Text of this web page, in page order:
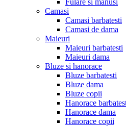
Camasi
Camasi barbatesti
Camasi de dama
Maieuri
Maieuri barbatesti
Maieuri dama
Bluze si hanorace
Bluze barbatesti
Bluze dama
Bluze copii
Hanorace
Hanorace dama
Hanorace copii